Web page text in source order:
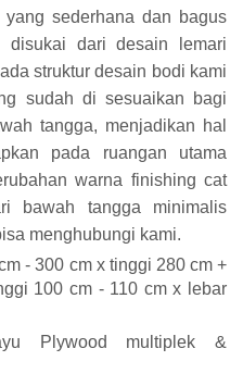
sederhana dan bagus
disukai dari desain lemari
struktur desain bodi kami
sudah di sesuaikan bagi
tangga, menjadikan hal
pada ruangan utama
warna finishing cat
bawah tangga minimalis
menghubungi kami.
- 300 cm x tinggi 280 cm +
100 cm - 110 cm x lebar
Plywood multiplek &